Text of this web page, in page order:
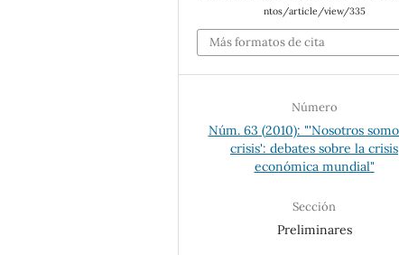
ntos/article/view/335
Más formatos de cita
Número
Núm. 63 (2010): "'Nosotros
crisis': debates sobre la crisis
económica mundial"
Sección
Preliminares